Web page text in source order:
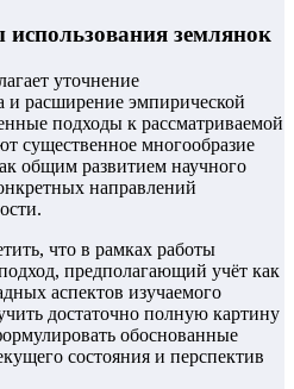
использования землянок
уточнение
и расширение эмпирической
подходы к рассматриваемой
существенное многообразие
общим развитием научного
направлений
что в рамках работы
предполагающий учёт как
аспектов изучаемого
достаточно полную картину
обоснованные
состояния и перспектив